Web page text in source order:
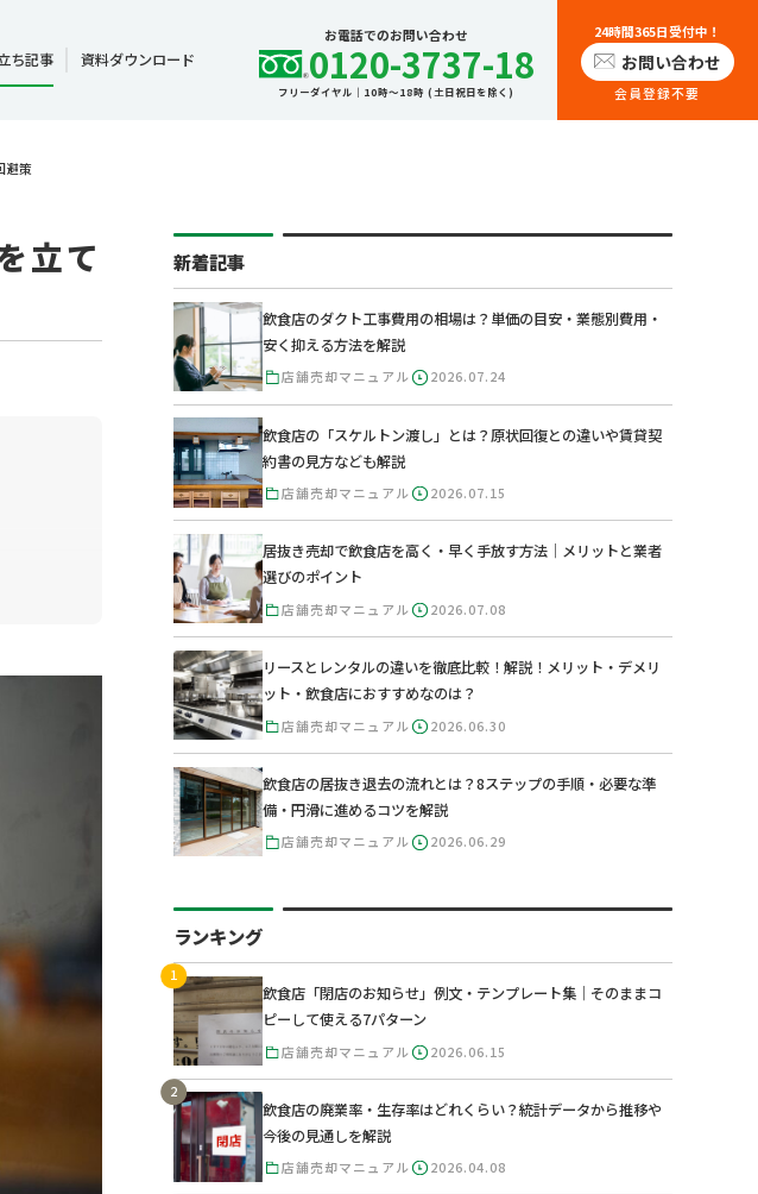
ち記事 資料ダウンロード
お電話でのお問い合わせ
0120-3737-18
フリーダイヤル｜10時～18時 (土日祝日を除く)
24時間365日受付中！
お問い合わせ
会員登録不要
避策
立て
新着記事
飲食店のダクト工事費用の相場は？単価の目安・業態別費用・
安く抑える方法を解説
店舗売却マニュアル 2026.07.24
飲食店の「スケルトン渡し」とは？原状回復との違いや賃貸契
約書の見方なども解説
店舗売却マニュアル 2026.07.15
居抜き売却で飲食店を高く・早く手放す方法｜メリットと業者
選びのポイント
店舗売却マニュアル 2026.07.08
リースとレンタルの違いを徹底比較！解説！メリット・デメリ
ット・飲食店におすすめなのは？
店舗売却マニュアル 2026.06.30
飲食店の居抜き退去の流れとは？8ステップの手順・必要な準
備・円滑に進めるコツを解説
店舗売却マニュアル 2026.06.29
ランキング
飲食店「閉店のお知らせ」例文・テンプレート集｜そのままコ
ピーして使える7パターン
店舗売却マニュアル 2026.06.15
飲食店の廃業率・生存率はどれくらい？統計データから推移や
今後の見通しを解説
店舗売却マニュアル 2026.04.08